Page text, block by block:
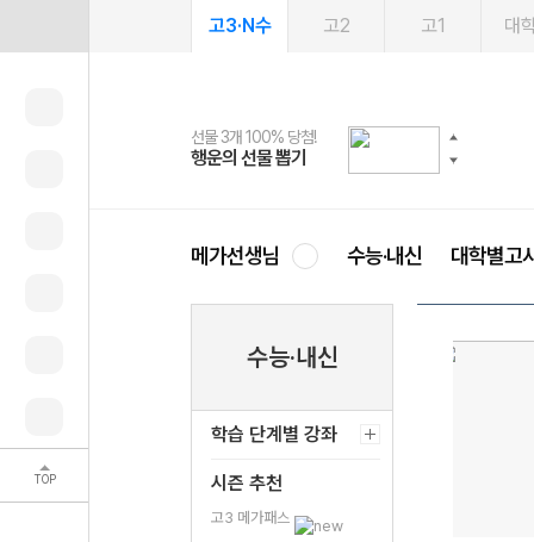
TOP
고3·N수 고2 고1 대
선물 3개 100% 당첨!
행운의 선물 뽑기
선물 100% 증정!
메가스터디 X 올리브
여름방학 스터디 캐시백
메가런 썸머스쿨
2027 러셀 단과
강사 공개선발
스마트러닝앱
설문 EVENT
메가패스
3일 무료 체험권
메가패스 수강생 무료혜택!
메가클럽 멤버십
사회공헌 캠페인
희망이룸 메가나눔
메가선생님 수능·내신 대학별고
수능·내신
학습 단계별 강좌
시즌 추천
고3 메가패스